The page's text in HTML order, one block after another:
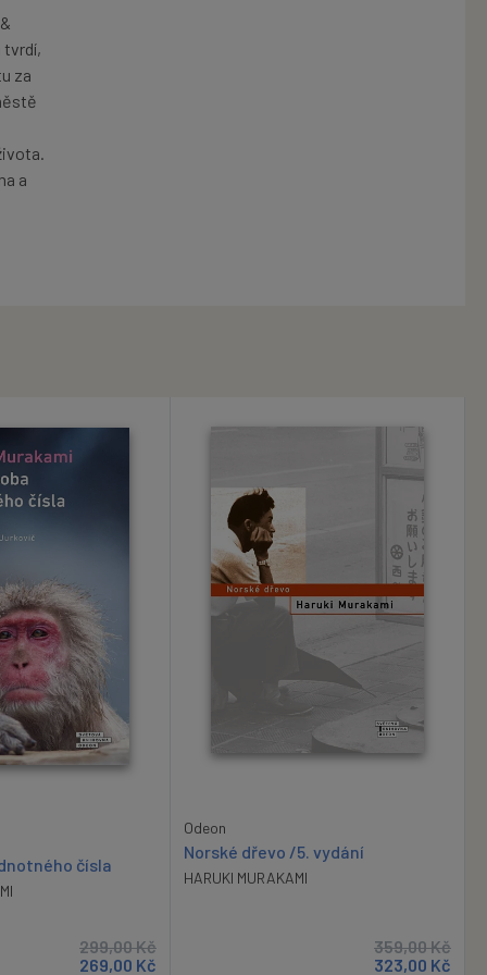
tvrdí,
za
a
čísla
299,00Kč
269,00 Kč
Odeon
Norské dřevo /5. vydání
HARUKI MURAKAMI
359,00Kč
323,00 Kč